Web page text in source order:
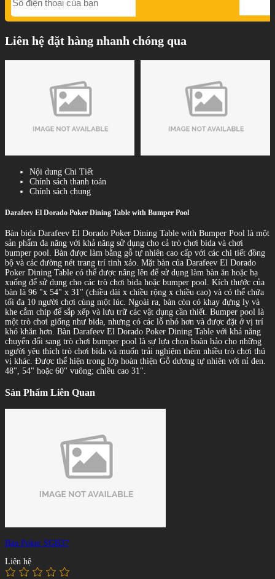
Liên hệ đặt hàng nhanh chóng qua
Nội dung Chi Tiết
Chính sách thanh toán
Chính sách chung
Darafeev El Dorado Poker Dining Table with Bumper Pool
Bàn bida Darafeev El Dorado Poker Dining Table with Bumper Pool là một
sản phẩm đa năng với khả năng sử dụng cho cả trò chơi bida và chơi
bumper pool. Bàn được làm bằng gỗ tự nhiên cao cấp với các chi tiết đồng
bộ và các đường nét trang trí tinh xảo. Mặt bàn của Darafeev El Dorado
Poker Dining Table có thể được nâng lên để sử dụng làm bàn ăn hoặc hạ
xuống để sử dụng cho các trò chơi bida hoặc bumper pool. Kích thước của
bàn là 96 "x 54" x 31" (chiều dài x chiều rộng x chiều cao) và có thể chứa
tối đa 10 người chơi cùng một lúc. Ngoài ra, bàn còn có khay đựng ly và
khe cắm chip để sắp xếp và lưu trữ các vật dụng cần thiết. Bumper pool là
một trò chơi giống như bida, nhưng có các lỗ nhỏ hơn và được đặt ở vị trí
khó khăn hơn. Bàn Darafeev El Dorado Poker Dining Table với khả năng
chuyển đổi sang trò chơi bumper pool là sự lựa chọn hoàn hảo cho những
người yêu thích trò chơi bida và muốn trải nghiệm thêm nhiều trò chơi thú
vị khác. Được thể hiện trong lớp hoàn thiện Gỗ dương tự nhiên với nỉ đen.
48", 54" hoặc 60" vuông; chiều cao 31".
Sản Phẩm Liên Quan
Bàn Poker SGB37
Liên hệ